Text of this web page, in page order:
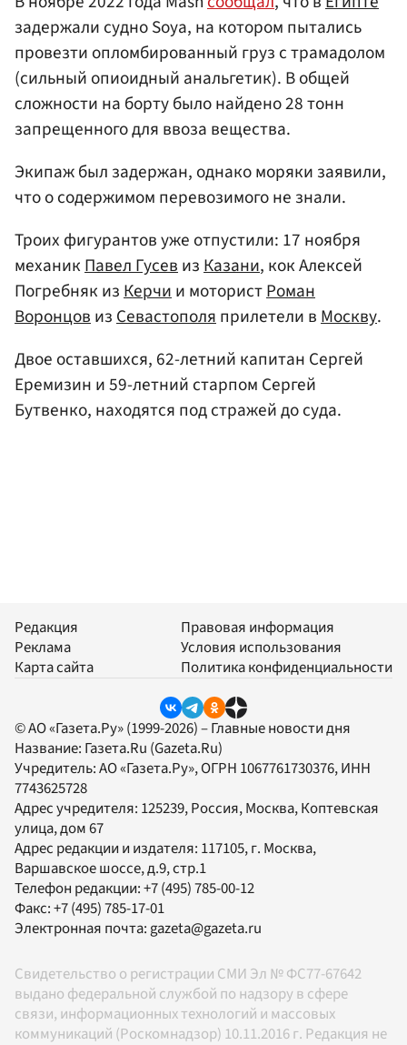
задержали судно Soya, на котором пытались
провезти опломбированный груз с трамадолом
(сильный опиоидный анальгетик). В общей
сложности на борту было найдено 28 тонн
запрещенного для ввоза вещества.
Экипаж был задержан, однако моряки заявили,
что о содержимом перевозимого не знали.
Троих фигурантов уже отпустили: 17 ноября
механикПавел ГусевизКазани, кок Алексей
Погребняк изКерчии мотористРоман
ВоронцовизСевастополяприлетели вМоскву.
Двое оставшихся, 62-летний капитан Сергей
Еремизин и 59-летний старпом Сергей
Бутвенко, находятся под стражей до суда.
Редакция
Реклама
Карта сайта
Правовая информация
Условия использования
Политика конфиденциальности
© АО «Газета.Ру» (1999-2026) – Главные новости дня
Название: Газета.Ru (Gazeta.Ru)
Учредитель:АО «Газета.Ру», ОГРН 1067761730376, ИНН
7743625728
Адрес учредителя: 125239, Россия, Москва, Коптевская
улица, дом 67
Адрес редакции и издателя: 117105, г. Москва,
Варшавское шоссе, д.9, стр.1
Телефон редакции:+7 (495) 785-00-12
Факс:+7 (495) 785-17-01
Электронная почта: gazeta@gazeta.ru
Свидетельство о регистрации СМИ Эл № ФС77-67642
выдано федеральной службой по надзору в сфере
связи, информационных технологий и массовых
коммуникаций (Роскомнадзор) 10.11.2016 г. Редакция не